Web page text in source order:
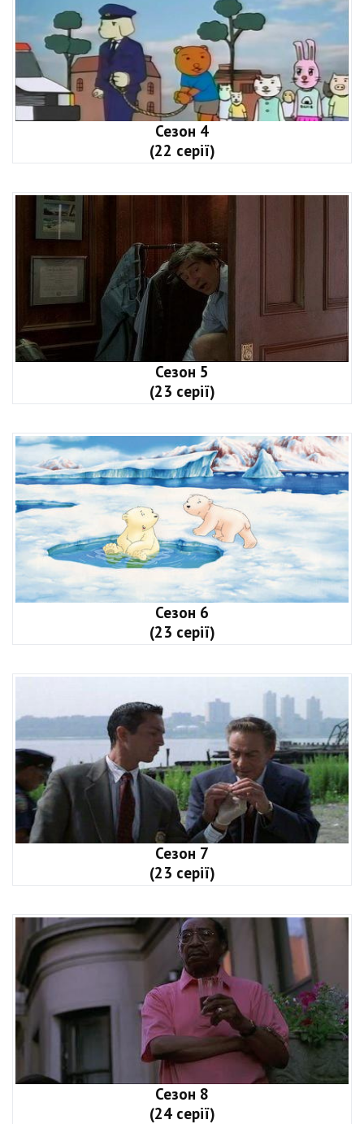
Сезон 4
(22 серії)
Сезон 5
(23 серії)
Сезон 6
(23 серії)
Сезон 7
(23 серії)
Сезон 8
(24 серії)